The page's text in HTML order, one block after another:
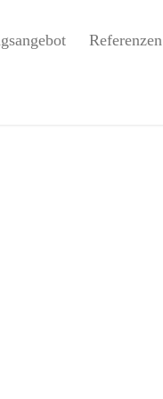
Referenzen